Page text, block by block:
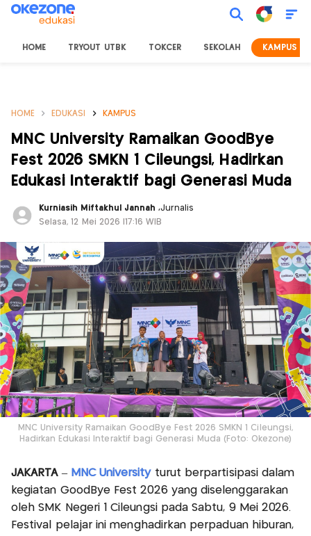
HOME TRYOUT UTBK TOKCER SEKOLAH KAMPUS
HOME EDUKASI KAMPUS
MNC University Ramaikan GoodBye
Fest 2026 SMKN 1 Cileungsi, Hadirkan
Edukasi Interaktif bagi Generasi Muda
Kurniasih Miftakhul Jannah,Jurnalis
Selasa, 12 Mei 2026 |17:16 WIB
MNC University Ramaikan GoodBye Fest 2026 SMKN 1 Cileungsi,
Hadirkan Edukasi Interaktif bagi Generasi Muda (Foto: Okezone)
JAKARTA– MNC Universityturut berpartisipasi dalam
kegiatan GoodBye Fest 2026 yang diselenggarakan
oleh SMK Negeri 1 Cileungsi pada Sabtu, 9 Mei 2026.
Festival pelajar ini menghadirkan perpaduan hiburan,